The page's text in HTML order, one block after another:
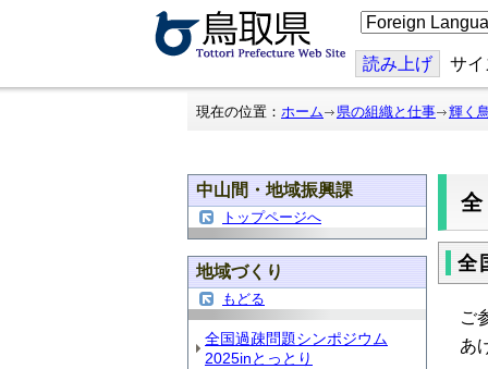
こ
の
ジ
を
翻
読み上げ サ
現在の位置： ホーム 県の組織と仕事 輝く
中山間・地域振興課
トップページへ
地域づくり
もどる
全国過疎問題シンポジウム
2025inとっとり
全
ご
あ